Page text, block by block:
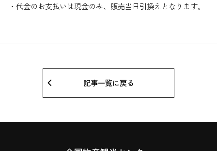
・代金のお支払いは現金のみ、販売当日引換えとなります。
記事一覧に戻る